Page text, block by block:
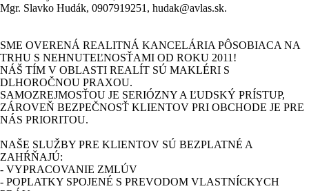
Mgr. Slavko Hudák, 0907919251, hudak@avlas.sk.
SME OVERENÁ REALITNÁ KANCELÁRIA PÔSOBIACA NA
TRHU S NEHNUTEĽNOSŤAMI OD ROKU 2011!
NÁŠ TÍM V OBLASTI REALÍT SÚ MAKLÉRI S
DLHOROČNOU PRAXOU.
SAMOZREJMOSŤOU JE SERIÓZNY A ĽUDSKÝ PRÍSTUP,
ZÁROVEŇ BEZPEČNOSŤ KLIENTOV PRI OBCHODE JE PRE
NÁS PRIORITOU.
NAŠE SLUŽBY PRE KLIENTOV SÚ BEZPLATNÉ A
ZAHŔŇAJÚ:
- VYPRACOVANIE ZMLÚV
- POPLATKY SPOJENÉ S PREVODOM VLASTNÍCKYCH